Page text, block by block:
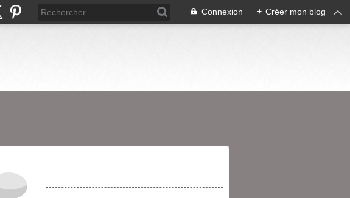
Connexion + Créer mon blog